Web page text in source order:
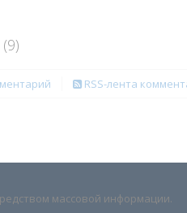
9)
RSS-лента
массовой информации.